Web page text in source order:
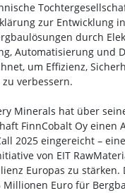
zur Entwicklung
durch
Automatisierung und
um Effizienz,
verbessern.
Minerals hat über
FinnCobalt Oy einen
2025 eingereicht – eine
von EIT
Europas zu stärken.
Millionen Euro für